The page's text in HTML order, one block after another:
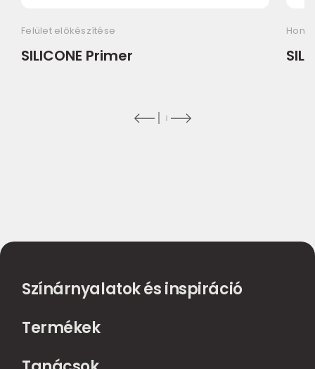
Felület előkészítése
SILICONE Primer
Színárnyalatok és inspiráció
Termékek